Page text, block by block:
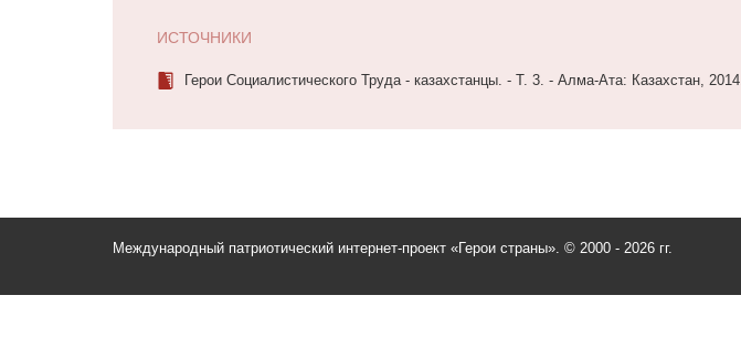
ИСТОЧНИКИ
Герои Социалистического Труда - казахстанцы. - Т. 3. - Алма-Ата: Казахстан, 2014.
Международный патриотический интернет-проект «Герои страны». © 2000 - 2026 гг.